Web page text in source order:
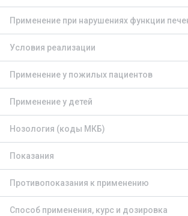
Применение при нарушениях функции
Условия реализации
Применение у пожилых пациентов
Применение у детей
Нозология (коды МКБ)
Показания
Противопоказания к применению
Способ применения, курс и дозировка